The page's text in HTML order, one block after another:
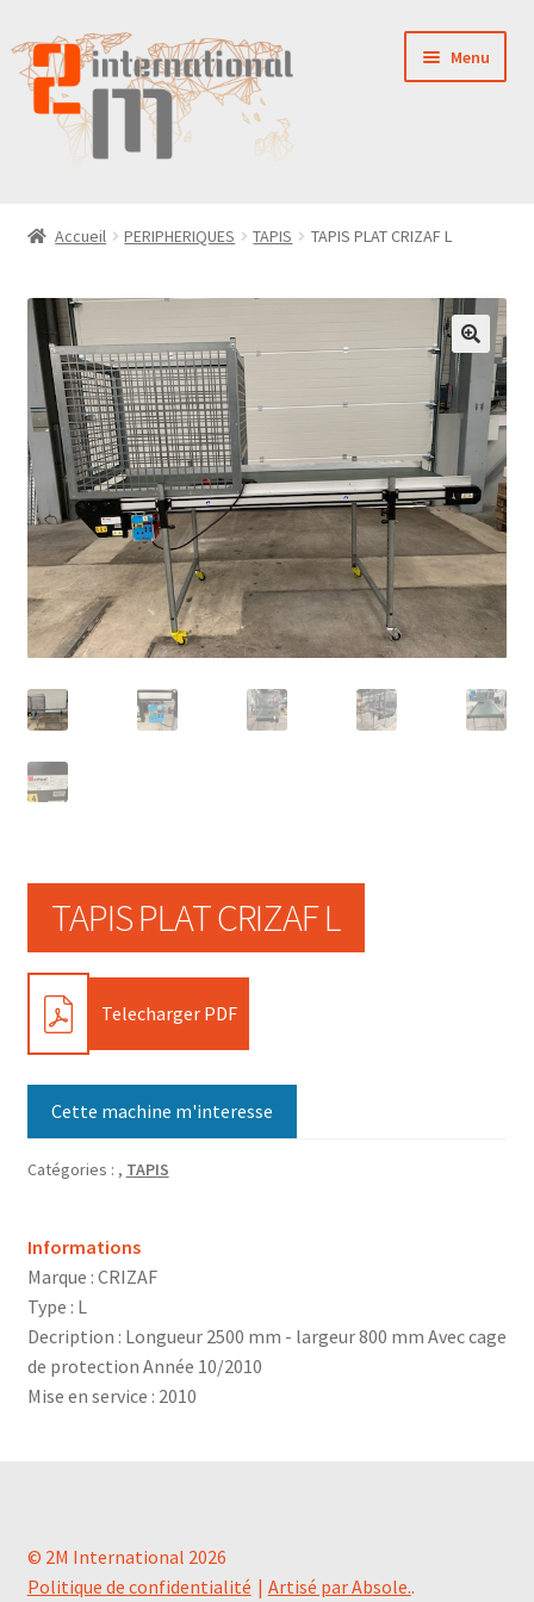
Aller
à
la
navigation
Aller
au
contenu
Menu
VENTES
PIÈCES DÉTACHÉES
CONTACT
Accueil PERIPHERIQUES TAPIS TAPIS PLAT CRIZAF L
TAPIS PLAT CRIZAF L
PDF Telecharger PDF
Cette machine m'interesse
Catégories : , TAPIS
Informations
Marque : CRIZAF
Type : L
Decription : Longueur 2500 mm - largeur 800 mm Avec cage
de protection Année 10/2010
Mise en service : 2010
© 2M International 2026
Politique de confidentialité
Artisé par Absole..